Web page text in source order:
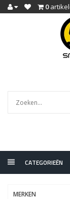
0
CATEGORIEËN
MERKEN